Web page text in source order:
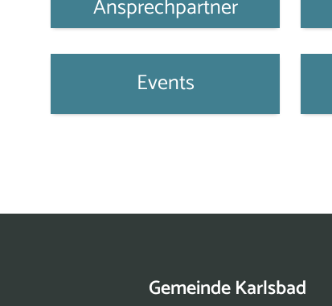
Ansprechpartner
Events
Gemeinde Karlsbad